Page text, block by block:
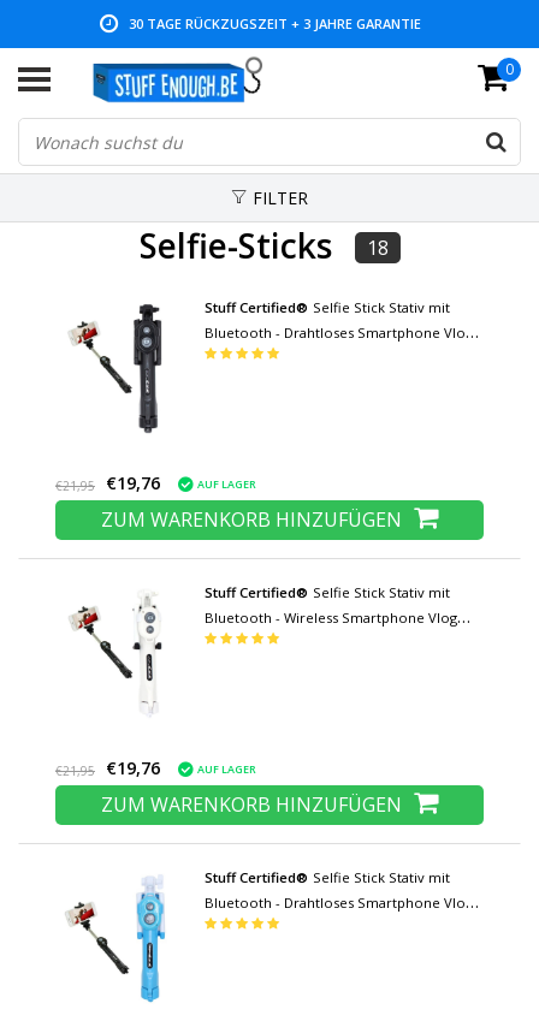
30 TAGE RÜCKZUGSZEIT + 3 JAHRE GARANTIE
NIEDRIGE PREISE UND GROSSE AUSWAHL 0
FILTER
Selfie-Sticks 18
Stuff Certified® Selfie Stick Stativ mit
Bluetooth - Drahtloses Smartphone Vlog
Stativ und Stativ Selfie Stick
€21,95 €19,76 AUF LAGER
ZUM WARENKORB HINZUFÜGEN
Stuff Certified® Selfie Stick Stativ mit
Bluetooth - Wireless Smartphone Vlog
Stativ und Stativ Selfie Stick Weiß
€21,95 €19,76 AUF LAGER
ZUM WARENKORB HINZUFÜGEN
Stuff Certified® Selfie Stick Stativ mit
Bluetooth - Drahtloses Smartphone Vlog
Stativ und Stativ Selfie Stick Blau